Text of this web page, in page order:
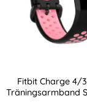
Fitbit Charge 4/
Träningsarmband